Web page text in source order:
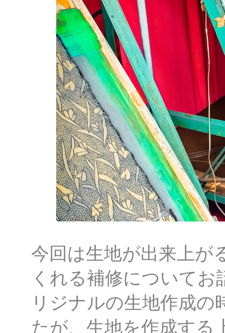
今回は生地が出来上が
くれる補修について
リジナルの生地作成
たが、生地を作成する